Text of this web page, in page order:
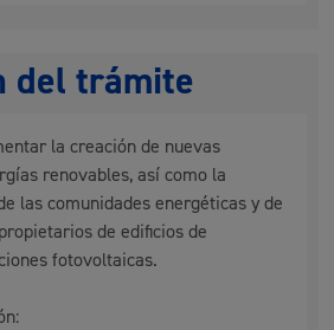
del trámite
la creación de nuevas
renovables, así como la
las comunidades energéticas y de
de edificios de
fotovoltaicas.